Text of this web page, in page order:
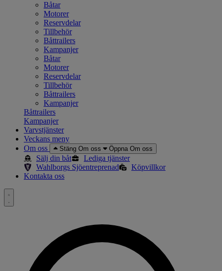
Båtar
Motorer
Reservdelar
Tillbehör
Båttrailers
Kampanjer
Båtar
Motorer
Reservdelar
Tillbehör
Båttrailers
Kampanjer
Båttrailers
Kampanjer
Varvstjänster
Veckans meny
Om oss
Stäng Om oss Öppna Om oss
Sälj din båt
Lediga tjänster
Wahlborgs Sjöentreprenad
Köpvillkor
Kontakta oss